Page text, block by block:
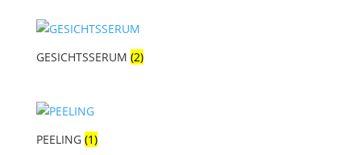
GESICHTSSERUM (2)
PEELING (1)